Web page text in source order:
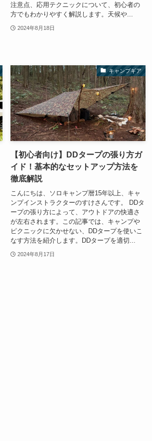
注意点、応用テクニックについて、初心者の
方でもわかりやすく解説します。天候や...
2024年8月18日
キャンプギア
【初心者向け】DDタープの張り方ガ
イド！基本的なセットアップ方法を
徹底解説
こんにちは、ソロキャンプ暦15年以上、キャ
ンプインストラクターのすけさんです。 DDタ
ープの張り方によって、アウトドアの快適さ
が左右されます。この記事では、キャンプや
ピクニックに欠かせない、DDタープを使いこ
なす方法を紹介します。DDタープを適切...
2024年8月17日